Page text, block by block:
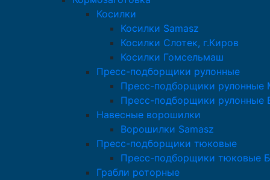
Косилки
Косилки Samasz
Косилки Слотек, г.Киров
Косилки Гомсельмаш
Пресс-подборщики рулонные
Пресс-подборщики рулонные
Пресс-подборщики рулонные
Навесные ворошилки
Ворошилки Samasz
Пресс-подборщики тюковые
Пресс-подборщики тюковые
Грабли роторные